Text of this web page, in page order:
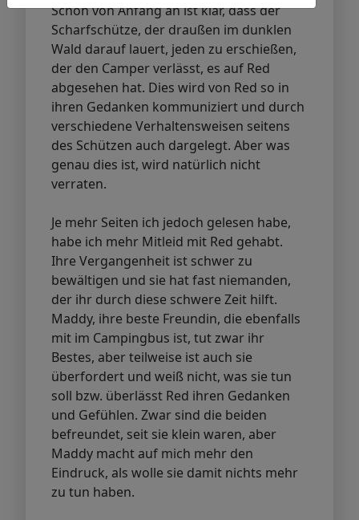
Schon von Anfang an ist klar, dass der
Scharfschütze, der draußen im dunklen
Wald darauf lauert, jeden zu erschießen,
der den Camper verlässt, es auf Red
abgesehen hat. Dies wird von Red so in
ihren Gedanken kommuniziert und durch
verschiedene Verhaltensweisen seitens
des Schützen auch dargelegt. Aber was
genau dies ist, wird natürlich nicht
verraten.
Je mehr Seiten ich jedoch gelesen habe,
habe ich mehr Mitleid mit Red gehabt.
Ihre Vergangenheit ist schwer zu
bewältigen und sie hat fast niemanden,
der ihr durch diese schwere Zeit hilft.
Maddy, ihre beste Freundin, die ebenfalls
mit im Campingbus ist, tut zwar ihr
Bestes, aber teilweise ist auch sie
überfordert und weiß nicht, was sie tun
soll bzw. überlässt Red ihren Gedanken
und Gefühlen. Zwar sind die beiden
befreundet, seit sie klein waren, aber
Maddy macht auf mich mehr den
Eindruck, als wolle sie damit nichts mehr
zu tun haben.